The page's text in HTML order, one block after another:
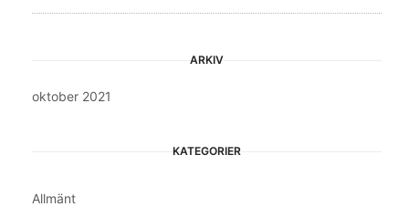
ARKIV
oktober 2021
KATEGORIER
Allmänt